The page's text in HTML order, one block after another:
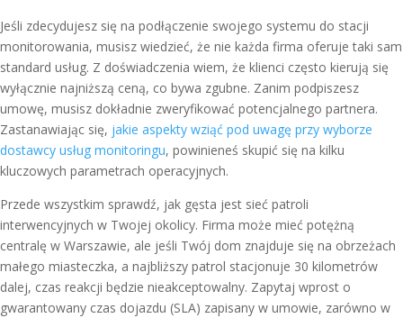
Jeśli zdecydujesz się na podłączenie swojego systemu do stacji
monitorowania, musisz wiedzieć, że nie każda firma oferuje taki sam
standard usług. Z doświadczenia wiem, że klienci często kierują się
wyłącznie najniższą ceną, co bywa zgubne. Zanim podpiszesz
umowę, musisz dokładnie zweryfikować potencjalnego partnera.
Zastanawiając się, jakie aspekty wziąć pod uwagę przy wyborze
dostawcy usług monitoringu, powinieneś skupić się na kilku
kluczowych parametrach operacyjnych.
Przede wszystkim sprawdź, jak gęsta jest sieć patroli
interwencyjnych w Twojej okolicy. Firma może mieć potężną
centralę w Warszawie, ale jeśli Twój dom znajduje się na obrzeżach
małego miasteczka, a najbliższy patrol stacjonuje 30 kilometrów
dalej, czas reakcji będzie nieakceptowalny. Zapytaj wprost o
gwarantowany czas dojazdu (SLA) zapisany w umowie, zarówno w